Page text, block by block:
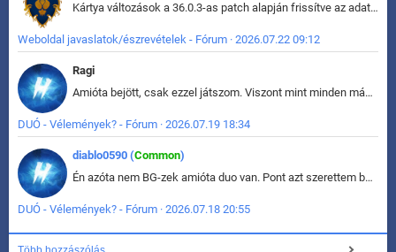
Kártya változások a 36.0.3-as patch alapján frissítve az adatbázisban (képek is cserélve).
Weboldal javaslatok/észrevételek - Fórum · 2026.07.22 09:12
Ragi
Amióta bejött, csak ezzel játszom. Viszont mint minden más - akár az alapjáték is, ez is baromira összetett lett. Néha már pár kör után is esélytelen az egész. Vagy irreállisan túltápol valaki, vagy lelép a partner, vagy csak hülye mint a segg. És amikor eljönne az én időm, na akkor jön el mindenki másé is. Engem jobban érdekelne, hogy ki milyen ratingen szokott játszani. Na ez lenne egy érdekes adat.
DUÓ - Vélemények? - Fórum · 2026.07.19 18:34
diablo0590 (Common)
Én azóta nem BG-zek amióta duo van. Pont azt szerettem benne, hogy rajtam múlik mi történik, nem pedig a társamon. Kérem vissza a régi BG-t :D
DUÓ - Vélemények? - Fórum · 2026.07.18 20:55